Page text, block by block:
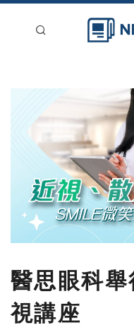
新聞稿分類
登入
刊登
醫思眼科
視講座